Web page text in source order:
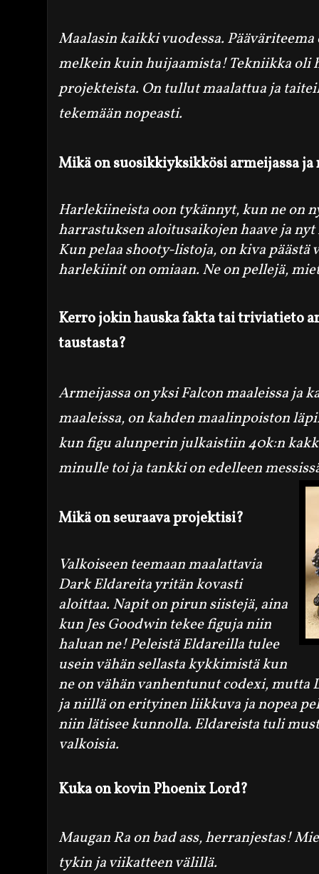
Maalasin kaikki vuodessa.
melkein kuin huijaamista! Tekniikka oli
projekteista. On tullut maalattua ja
tekemään nopeasti.
Mikä on suosikkiyksikkösi armeijassa ja
Harlekiineista oon tykännyt, kun ne on
harrastuksen aloitusaikojen haave ja nyt
Kun pelaa shooty-listoja, on kiva päästä
harlekiinit on omiaan. Ne on pellejä,
Kerro jokin hauska fakta tai triviatieto
taustasta?
Armeijassa on yksi Falcon maaleissa ja
maaleissa, on kahden maalinpoiston
kun figu alunperin julkaistiin 40k:n
minulle toi ja tankki on edelleen
Mikä on seuraava projektisi?
Valkoiseen teemaan maalattavia
Dark Eldareita yritän kovasti
aloittaa. Napit on pirun siistejä,aina
kun Jes Goodwin tekee figuja niin
haluan ne! Peleistä Eldareilla tulee
usein vähän sellasta kykkimistä kun
ne on vähän vanhentunut codexi,
ja niillä on erityinen liikkuva ja nopea
niin lätisee kunnolla. Eldareista tuli
valkoisia.
Kuka on kovin Phoenix Lord?
Maugan Ra on badass, herranjestas!
tykin ja viikatteen välillä.